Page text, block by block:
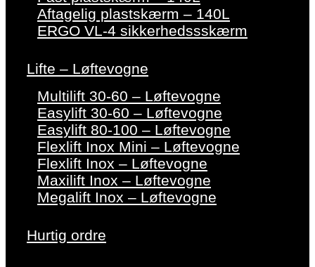
Aftagelig plastskærm – 140L
ERGO VL-4 sikkerhedssskærm
Lifte – Løftevogne
Multilift 30-60 – Løftevogne
Easylift 30-60 – Løftevogne
Easylift 80-100 – Løftevogne
Flexlift Inox Mini – Løftevogne
Flexlift Inox – Løftevogne
Maxilift Inox – Løftevogne
Megalift Inox – Løftevogne
Hurtig ordre